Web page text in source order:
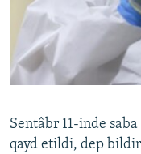
FİKİR
Русский
Українською
QOŞULIÑIZ!
Sentâbr 11-inde saba
qayd etildi, dep